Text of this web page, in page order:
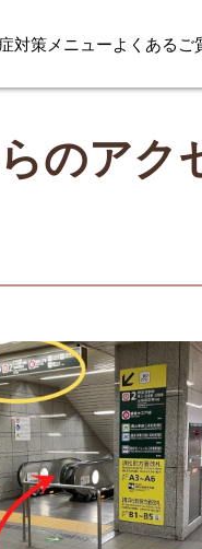
対策 メニューよくあるご
のアク